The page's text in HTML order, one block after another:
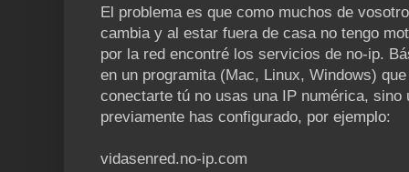
El problema es que como muchos de
cambia y al estar fuera de casa no tengo
por la red encontré los servicios de no-ip.
en un programita (Mac, Linux, Windows)
conectarte tú no usas una IP numérica, sino
previamente has configurado, por ejemplo:
vidasenred.no-ip.com